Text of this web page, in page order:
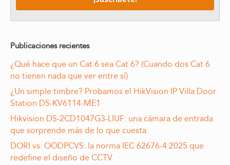
Publicaciones recientes
¿Qué hace que un Cat 6 sea Cat 6? (Cuando dos Cat 6
no tienen nada que ver entre sí)
¿Un simple timbre? Probamos el HikVision IP Villa Door
Station DS-KV6114-ME1
Hikvision DS-2CD1047G3-LIUF: una cámara de entrada
que sorprende más de lo que cuesta
DORI vs. OODPCVS: la norma IEC 62676-4:2025 que
redefine el diseño de CCTV